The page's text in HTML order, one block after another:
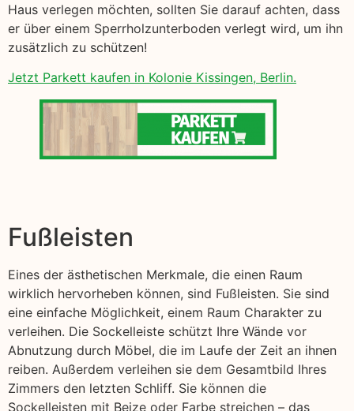
Haus verlegen möchten, sollten Sie darauf achten, dass
er über einem Sperrholzunterboden verlegt wird, um ihn
zusätzlich zu schützen!
Jetzt Parkett kaufen in Kolonie Kissingen, Berlin.
Fußleisten
Eines der ästhetischen Merkmale, die einen Raum
wirklich hervorheben können, sind Fußleisten. Sie sind
eine einfache Möglichkeit, einem Raum Charakter zu
verleihen. Die Sockelleiste schützt Ihre Wände vor
Abnutzung durch Möbel, die im Laufe der Zeit an ihnen
reiben. Außerdem verleihen sie dem Gesamtbild Ihres
Zimmers den letzten Schliff. Sie können die
Sockelleisten mit Beize oder Farbe streichen – das